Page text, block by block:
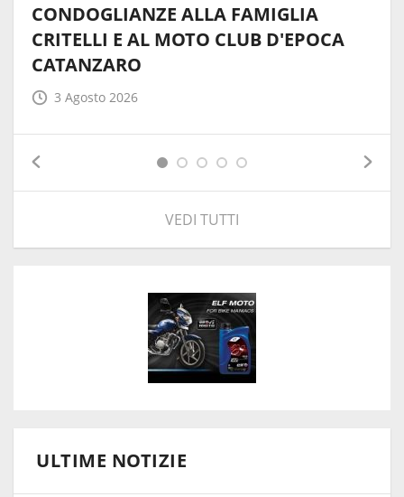
CONDOGLIANZE ALLA FAMIGLIA
CRITELLI E AL MOTO CLUB D'EPOCA
CATANZARO
3 Agosto 2026
VEDI TUTTI
ULTIME NOTIZIE